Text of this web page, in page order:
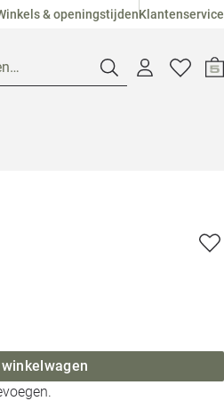
& openingstijdenKlantenservice
vragen Loods 5